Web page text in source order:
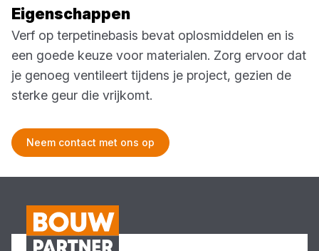
Eigenschappen
Verf op terpetinebasis bevat oplosmiddelen en is
een goede keuze voor materialen. Zorg ervoor dat
je genoeg ventileert tijdens je project, gezien de
sterke geur die vrijkomt.
Neem contact met ons op